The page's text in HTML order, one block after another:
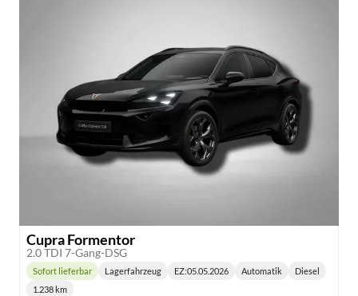
Cupra Formentor
2.0 TDI 7-Gang-DSG
Lieferzeit:
Sofort lieferbar Lagerfahrzeug EZ:05.05.2026 Automatik Diesel
1.238 km